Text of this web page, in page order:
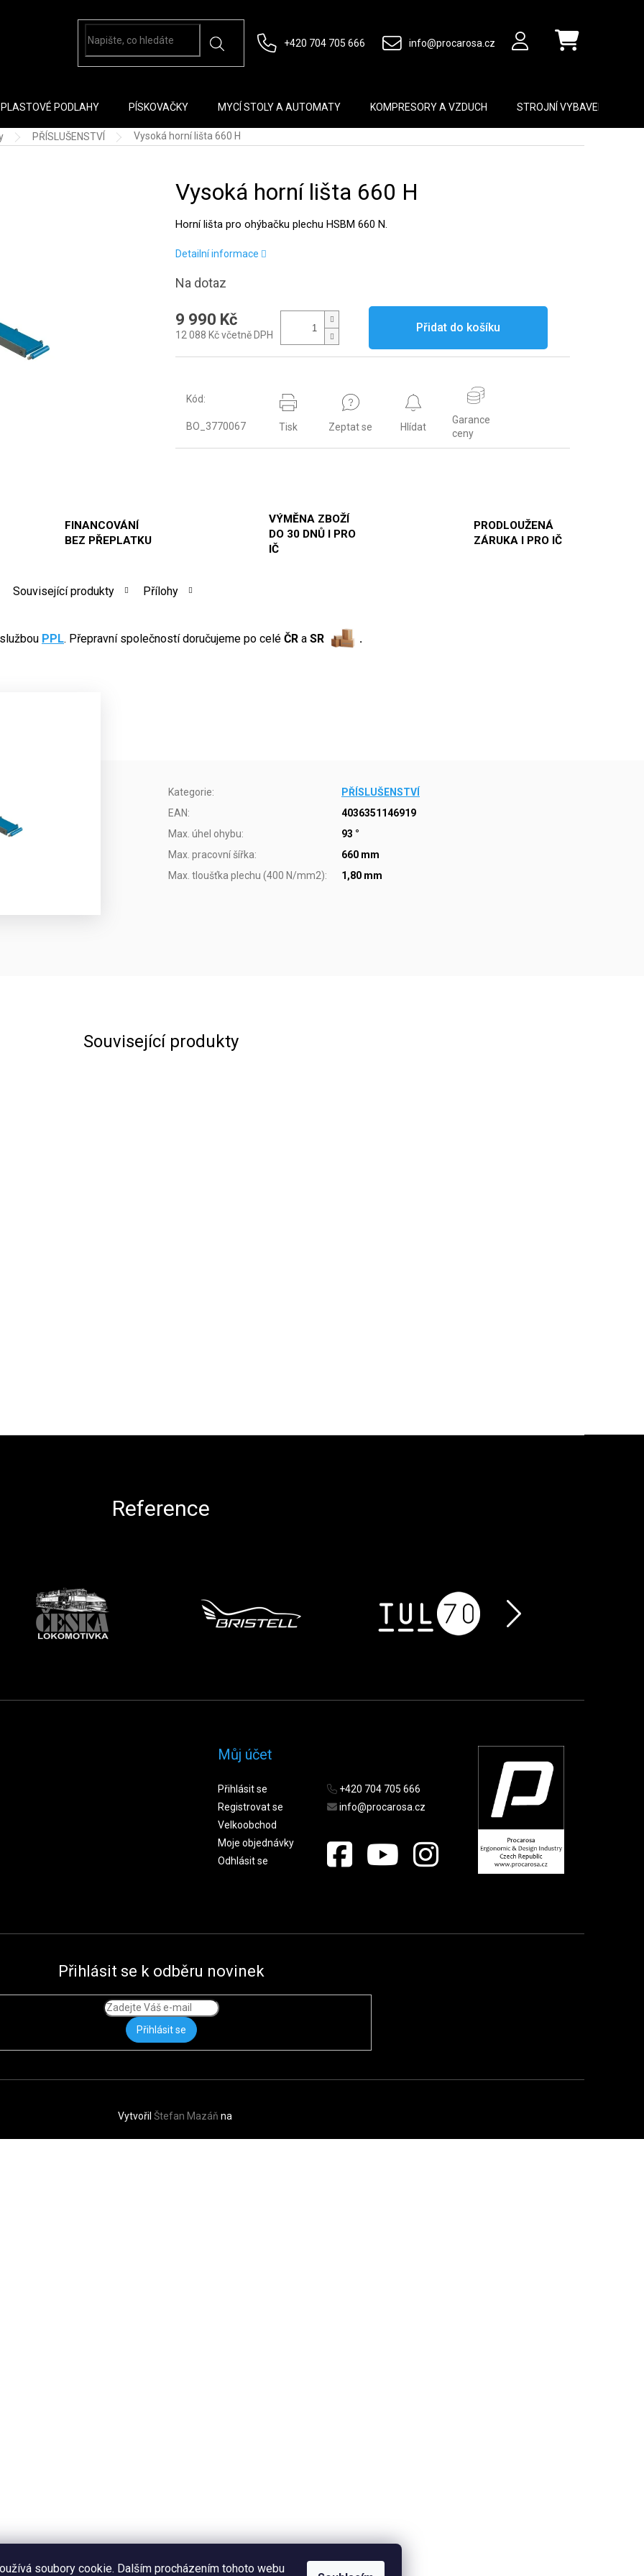
soubory cookie. Dalším procházením tohoto webu
+420 704 705 666 info@procarosa.cz Nákupní košík
PLASTOVÉ PODLAHY PÍSKOVAČKY MYCÍ STOLY A AUTOMATY KOMPRESORY A VZDUCH STROJNÍ VYBAVENÍ
PŘÍSLUŠENSTVÍ Vysoká horní lišta 660 H
Vysoká horní lišta 660 H
Horní lišta pro ohýbačku plechu HSBM 660 N.
Detailní informace
Na dotaz
9 990 Kč
12 088 Kč včetně DPH
Přidat do košíku
Kód:
BO_3770067 Tisk Zeptat se Hlídat
Garance
ceny
FINANCOVÁNÍ
BEZ PŘEPLATKU
VÝMĚNA ZBOŽÍ
DO 30 DNŮ I PRO
IČ
PRODLOUŽENÁ
ZÁRUKA I PRO IČ
Související produkty Přílohy
PPL. Přepravní společností doručujeme po celé ČR a SR .
Kategorie:
PŘÍSLUŠENSTVÍ
EAN:
4036351146919
Max. úhel ohybu:
93 °
Max. pracovní šířka:
660 mm
Max. tloušťka plechu (400 N/mm2): 1,80 mm
Související produkty
Reference
Můj účet
Přihlásit se
Registrovat se
Velkoobchod
Moje objednávky
Odhlásit se
+420 704 705 666
info@procarosa.cz
Přihlásit se k odběru novinek
Přihlásit se
Vytvořil Štefan Mazáň na